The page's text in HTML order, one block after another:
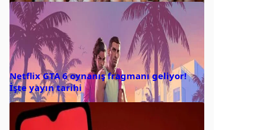
Netflix GTA 6 oynanış fragmanı geliyor!
İşte yayın tarihi